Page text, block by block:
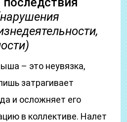
– это неувязка,
затрагивает
и осложняет его
в коллективе. Налет